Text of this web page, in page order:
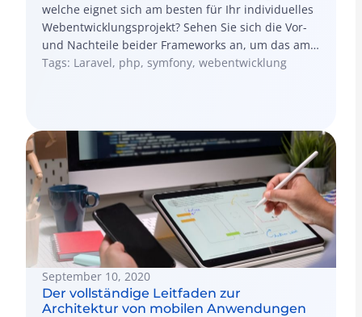
welche eignet sich am besten für Ihr individuelles
Webentwicklungsprojekt? Sehen Sie sich die Vor-
und Nachteile beider Frameworks an, um das am
besten geeignete für die Erstellung Ihrer
Tags: Laravel, php, symfony, webentwicklung
September 10, 2020
Der vollständige Leitfaden zur
Architektur von mobilen Anwendungen